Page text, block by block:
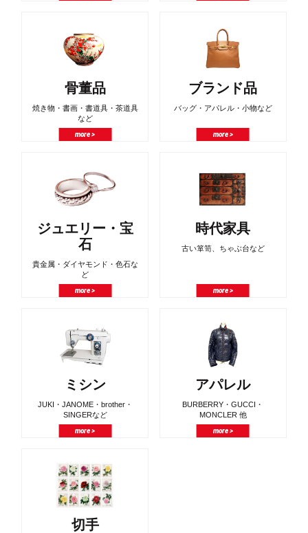
骨董品
焼き物・書画・書道具・茶道具
など
more >
ブランド品
バッグ・アパレル・小物など
more >
ジュエリー・宝
石
貴金属・ダイヤモンド・色石な
ど
more >
時代家具
古い箪笥、ちゃぶ台など
more >
ミシン
JUKI・JANOME・brother・
SINGERなど
more >
アパレル
BURBERRY・GUCCI・
MONCLER 他
more >
切手